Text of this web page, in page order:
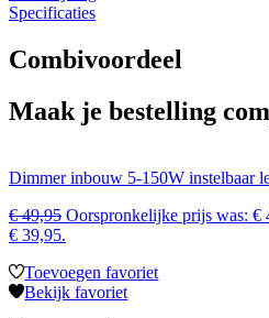
Specificaties
Combivoordeel
Maak je bestelling
Dimmer inbouw 5-150W instelbaar
€49,95 Oorspronkelijke prijs was: €
€ 39,95.
Toevoegen favoriet
Bekijk favoriet